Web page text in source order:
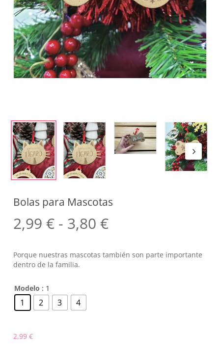
Bolas para Mascotas
2,99 € - 3,80 €Rango
precios:
Porque nuestras mascotas también son parte importante
dentro de la familia.
Modelo : 1
1 2 3 4
2,99 €